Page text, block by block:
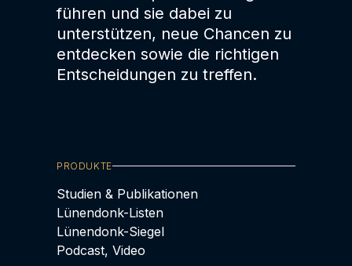
führen und sie dabei zu
unterstützen, neue Chancen zu
entdecken sowie die richtigen
Entscheidungen zu treffen.
PRODUKTE
Studien & Publikationen
Lünendonk-Listen
Lünendonk-Siegel
Podcast, Video